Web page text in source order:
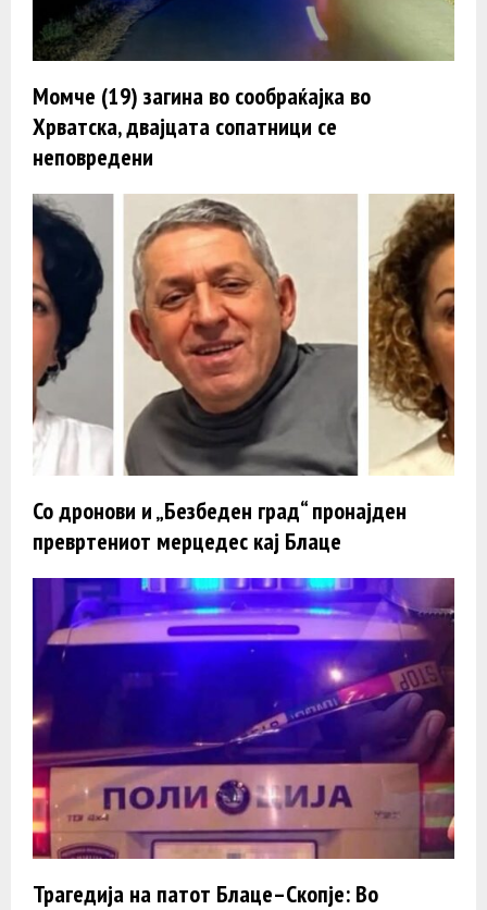
Момче (19) загина во сообраќајка во
Хрватска, двајцата сопатници се
неповредени
Со дронови и „Безбеден град“ пронајден
превртениот мерцедес кај Блаце
Трагедија на патот Блаце–Скопје: Во